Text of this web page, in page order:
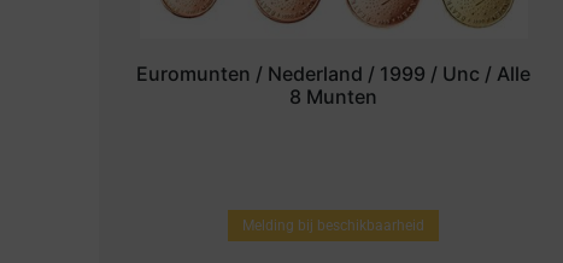
Euromunten / Nederland / 1999 / Unc / Alle
8 Munten
Melding bij beschikbaarheid